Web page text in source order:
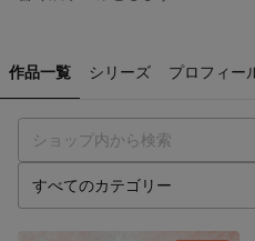
作品一覧 シリーズ プロフィー